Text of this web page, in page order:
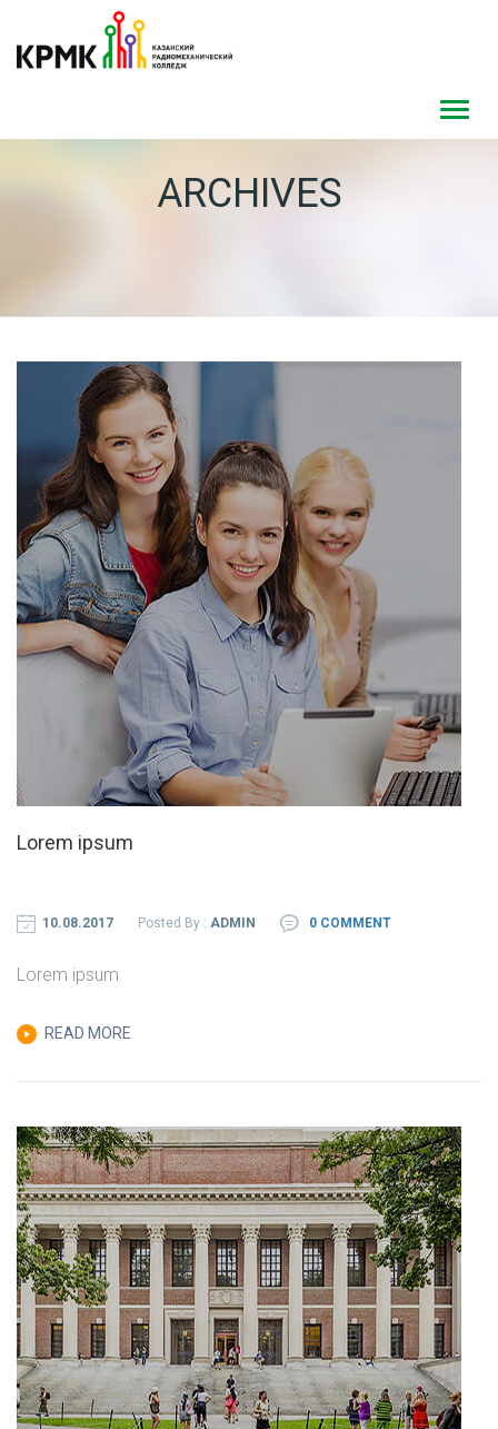
ARCHIVES
Lorem ipsum
10.08.2017 Posted By : ADMIN 0 COMMENT
Lorem ipsum
READ MORE